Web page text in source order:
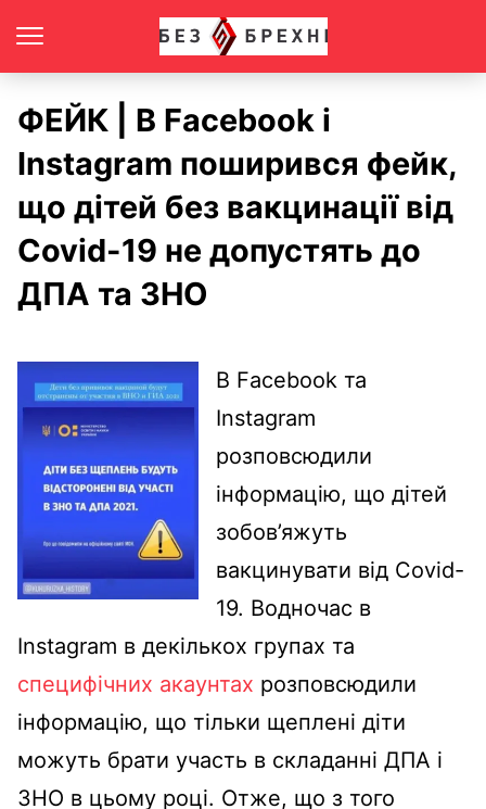
ФЕЙК | В Facebook і
Instagram поширився фейк,
що дітей без вакцинації від
Сovid-19 не допустять до
ДПА та ЗНО
В Facebook та
Instagram
розповсюдили
інформацію, що дітей
зобов’яжуть
вакцинувати від Сovid-
19. Водночас в
Instagram в декількох групах та
специфічних акаунтах розповсюдили
інформацію, що тільки щеплені діти
можуть брати участь в складанні ДПА і
ЗНО в цьому році. Отже, що з того